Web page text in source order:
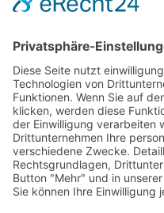
Jetzt teilen
Facebook
Pinterest
XING